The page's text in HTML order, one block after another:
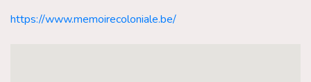
https://www.memoirecoloniale.be/